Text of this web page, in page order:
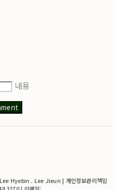
내용
Hyebin . Lee Jieun | 개인정보관리책임
3270 | 이메일: